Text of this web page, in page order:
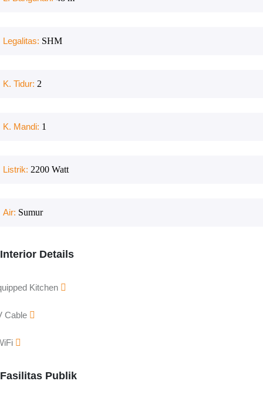
Legalitas: SHM
K. Tidur: 2
K. Mandi: 1
Listrik: 2200 Watt
Air: Sumur
Interior Details
Kitchen
Cable
Fasilitas Publik